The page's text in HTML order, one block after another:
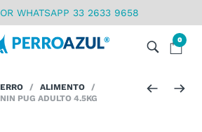
WHATSAPP 33 2633 9658
0
/ ALIMENTO /
PUG ADULTO 4.5KG